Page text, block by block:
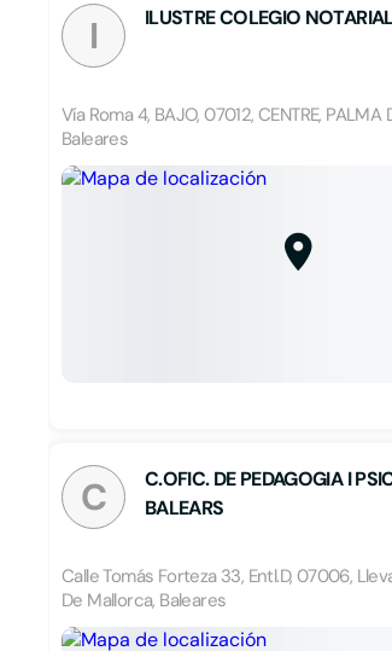
I ILUSTRE COLEGIO
Vía Roma 4, BAJO, 07012, CENTRE, PALMA
Baleares
C
C.OFIC. DE PEDAGOGIA I
BALEARS
Calle Tomás Forteza 33, Entl.D, 07006,
De Mallorca, Baleares